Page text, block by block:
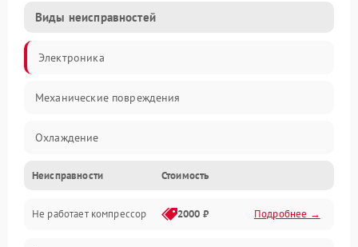
Виды неисправностей
Электроника
Механические повреждения
Охлаждение
Механика
Электропитание
Неисправности Стоимость
Не работает компрессор 2000 ₽ Подробнее →